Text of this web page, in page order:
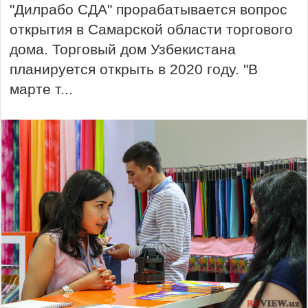
"Дилрабо СДА" прорабатывается вопрос
открытия в Самарской области торгового
дома. Торговый дом Узбекистана
планируется открыть в 2020 году. "В
марте т...